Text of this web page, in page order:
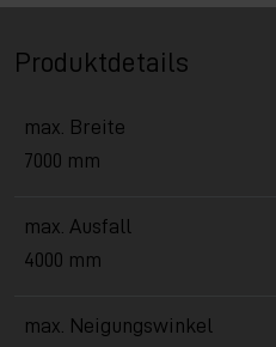
Produktdetails
max. Breite
7000 mm
max. Ausfall
4000 mm
max. Neigungswinkel